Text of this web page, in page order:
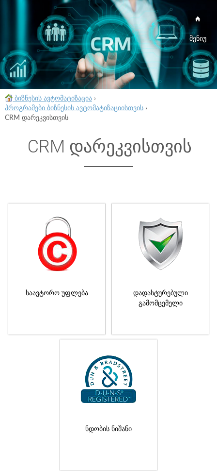
მენიუ
ბიზნესის ავტომატიზაცია ›
პროგრამები ბიზნესის ავტომატიზაციისთვის ›
CRM დარეკვისთვის
CRM დარეკვისთვის
საავტორო უფლება
დადასტურებული
გამომცემელი
ნდობის ნიშანი